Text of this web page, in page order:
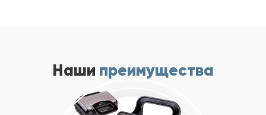
Наши преимущества